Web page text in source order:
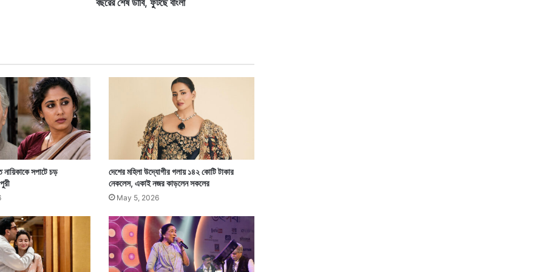
বছরের শেষ ডার্বি, ফুটছে বাংলা
নায়িকাকে সপাটে চড়
দেশের মহিলা উদ্যোগীর গলায় ১৪২ কোটি টাকার
নেকলেস, একাই নজর কাড়লেন সকলের
May 5, 2026